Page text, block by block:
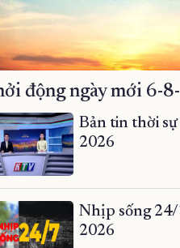
động ngày mới 6-
Bản tin thời
2026
Nhịp sống
2026